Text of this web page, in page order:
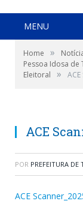
MENU
Home »
Pessoa Idosa de
Eleitoral
»
ACE
POR PREFEITURA DE
ACE